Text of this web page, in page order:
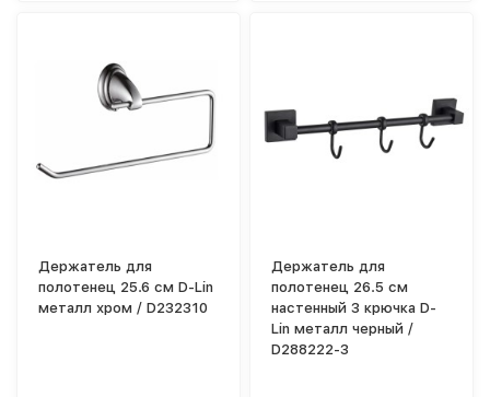
Держатель для
полотенец 25.6 см D-Lin
металл хром / D232310
Держатель для
полотенец 26.5 см
настенный 3 крючка D-
Lin металл черный /
D288222-3